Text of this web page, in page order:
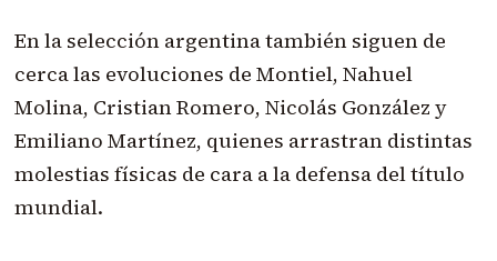
En la selección argentina también siguen de
cerca las evoluciones de Montiel, Nahuel
Molina, Cristian Romero, Nicolás González y
Emiliano Martínez, quienes arrastran distintas
molestias físicas de cara a la defensa del título
mundial.